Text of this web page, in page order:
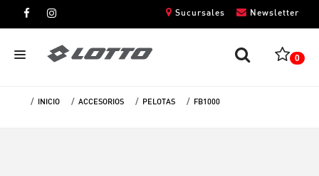
Newsletter
Sucursales
0
INICIO ACCESORIOS PELOTAS FB1000